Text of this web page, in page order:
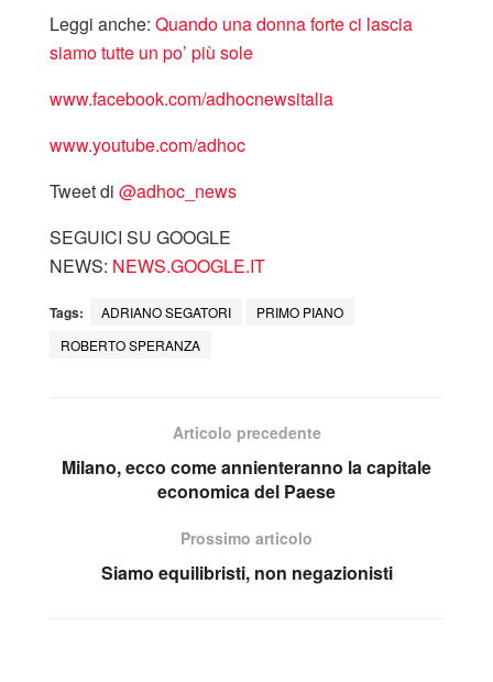
Leggi anche: Quando una donna forte ci lascia
siamo tutte un po’ più sole
www.facebook.com/adhocnewsitalia
www.youtube.com/adhoc
Tweet di ‎@adhoc_news
SEGUICI SU GOOGLE
NEWS: NEWS.GOOGLE.IT
Tags: ADRIANO SEGATORI
PRIMO PIANO
ROBERTO SPERANZA
Articolo precedente
Milano, ecco come annienteranno la capitale
economica del Paese
Prossimo articolo
Siamo equilibristi, non negazionisti